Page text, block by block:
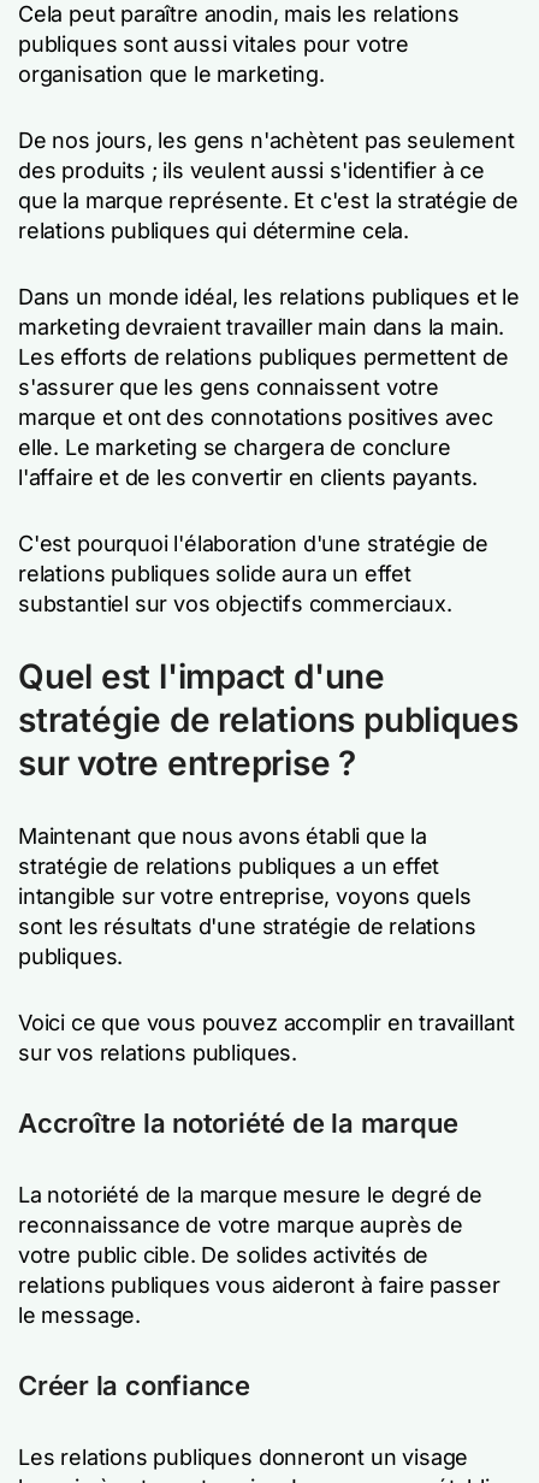
Cela peut paraître anodin, mais les relations
publiques sont aussi vitales pour votre
organisation que le marketing.
De nos jours, les gens n'achètent pas seulement
des produits ; ils veulent aussi s'identifier à ce
que la marque représente. Et c'est la stratégie de
relations publiques qui détermine cela.
Dans un monde idéal, les relations publiques et le
marketing devraient travailler main dans la main.
Les efforts de relations publiques permettent de
s'assurer que les gens connaissent votre
marque et ont des connotations positives avec
elle. Le marketing se chargera de conclure
l'affaire et de les convertir en clients payants.
C'est pourquoi l'élaboration d'une stratégie de
relations publiques solide aura un effet
substantiel sur vos objectifs commerciaux.
Quel est l'impact d'une
stratégie de relations publiques
sur votre entreprise ?
Maintenant que nous avons établi que la
stratégie de relations publiques a un effet
intangible sur votre entreprise, voyons quels
sont les résultats d'une stratégie de relations
publiques.
Voici ce que vous pouvez accomplir en travaillant
sur vos relations publiques.
Accroître la notoriété de la marque
La notoriété de la marque mesure le degré de
reconnaissance de votre marque auprès de
votre public cible. De solides activités de
relations publiques vous aideront à faire passer
le message.
Créer la confiance
Les relations publiques donneront un visage